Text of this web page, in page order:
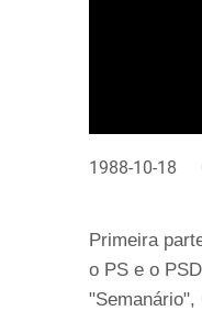
1988-10-18
Primeira
o PS e o